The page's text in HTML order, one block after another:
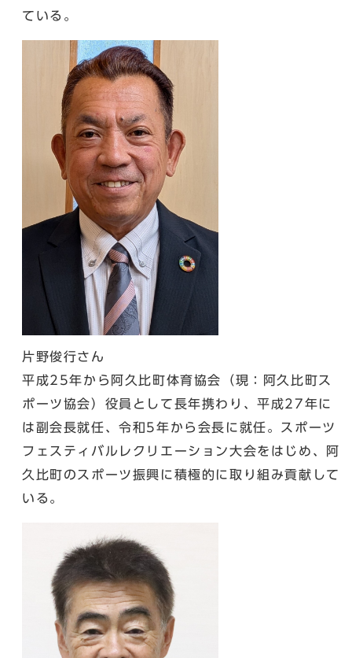
ている。
片野俊行さん
平成25年から阿久比町体育協会（現：阿久比町ス
ポーツ協会）役員として長年携わり、平成27年に
は副会長就任、令和5年から会長に就任。スポーツ
フェスティバルレクリエーション大会をはじめ、阿
久比町のスポーツ振興に積極的に取り組み貢献して
いる。